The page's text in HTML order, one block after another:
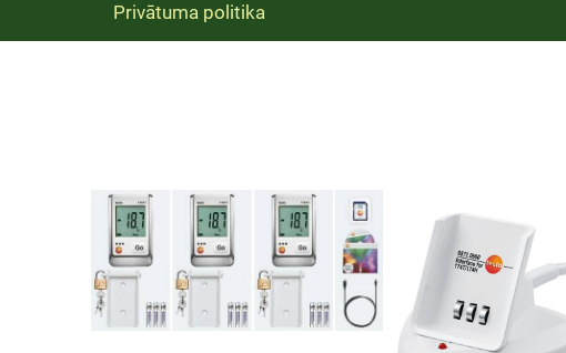
Privātuma politika